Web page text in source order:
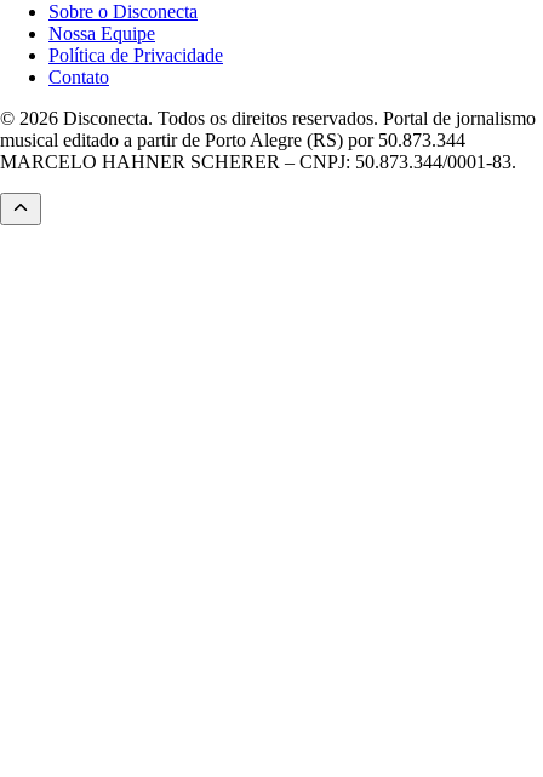
Sobre o Disconecta
Nossa Equipe
Política de Privacidade
Contato
© 2026 Disconecta. Todos os direitos reservados. Portal de jornalismo
musical editado a partir de Porto Alegre (RS) por 50.873.344
MARCELO HAHNER SCHERER – CNPJ: 50.873.344/0001-83.